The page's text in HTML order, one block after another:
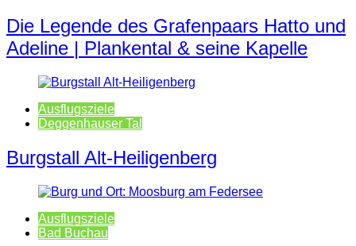
Die Legende des Grafenpaars Hatto und
Adeline | Plankental & seine Kapelle
Ausflugsziele
Deggenhauser Tal
Burgstall Alt-Heiligenberg
Ausflugsziele
Bad Buchau